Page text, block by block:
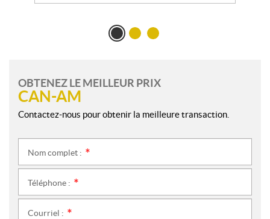
OBTENEZ LE MEILLEUR PRIX
CAN-AM
Contactez-nous pour obtenir la meilleure transaction.
Nom complet :
Téléphone :
Courriel :